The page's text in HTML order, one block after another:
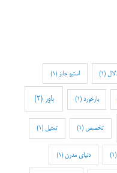
(1) استیو جابز (1)
بازخورد (1) باور (2)
تخصص (1) تمثیل (1)
دنیای مدرن (1)